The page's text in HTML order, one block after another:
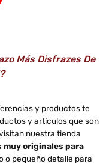
Más Disfrazes De
y productos te
y artículos que son
nuestra tienda
originales para
o pequeño detalle para